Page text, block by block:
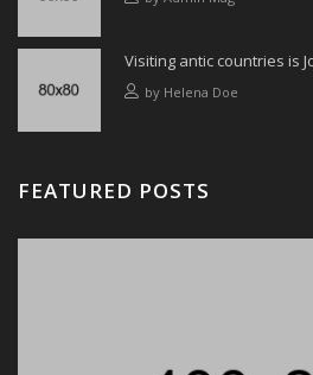
Visiting antic countries is
by Helena Doe
FEATURED POSTS